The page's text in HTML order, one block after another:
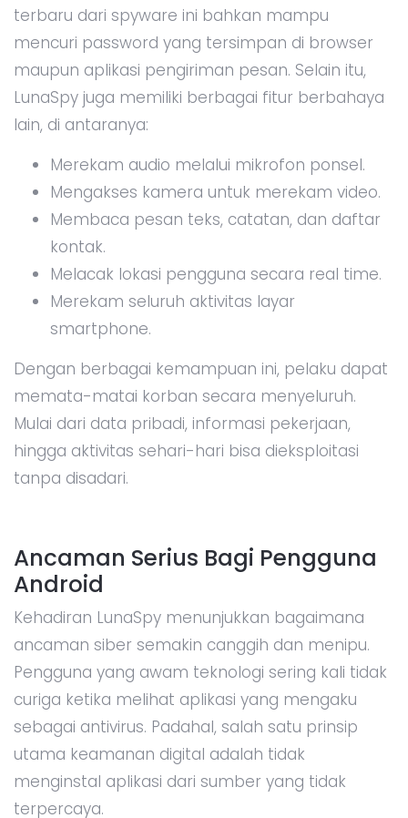
terbaru dari spyware ini bahkan mampu
mencuri password yang tersimpan di browser
maupun aplikasi pengiriman pesan. Selain itu,
LunaSpy juga memiliki berbagai fitur berbahaya
lain, di antaranya:
Merekam audio melalui mikrofon ponsel.
Mengakses kamera untuk merekam video.
Membaca pesan teks, catatan, dan daftar
kontak.
Melacak lokasi pengguna secara real time.
Merekam seluruh aktivitas layar
smartphone.
Dengan berbagai kemampuan ini, pelaku dapat
memata-matai korban secara menyeluruh.
Mulai dari data pribadi, informasi pekerjaan,
hingga aktivitas sehari-hari bisa dieksploitasi
tanpa disadari.
Ancaman Serius Bagi Pengguna
Android
Kehadiran LunaSpy menunjukkan bagaimana
ancaman siber semakin canggih dan menipu.
Pengguna yang awam teknologi sering kali tidak
curiga ketika melihat aplikasi yang mengaku
sebagai antivirus. Padahal, salah satu prinsip
utama keamanan digital adalah tidak
menginstal aplikasi dari sumber yang tidak
terpercaya.